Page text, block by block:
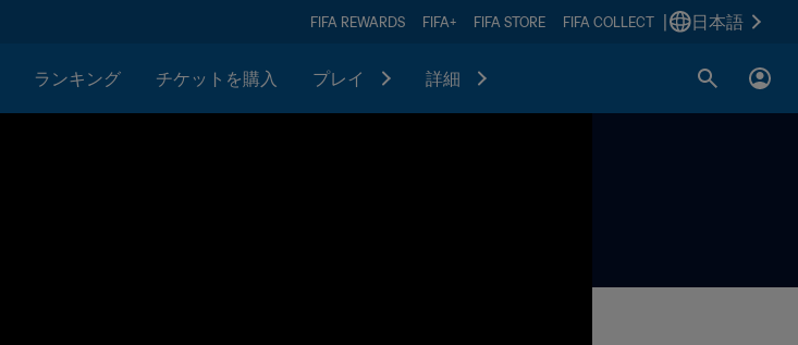
FIFA REWARDS FIFA+ FIFA STORE FIFA COLLECT 日本語
ランキング チケットを購入 プレイ 詳細